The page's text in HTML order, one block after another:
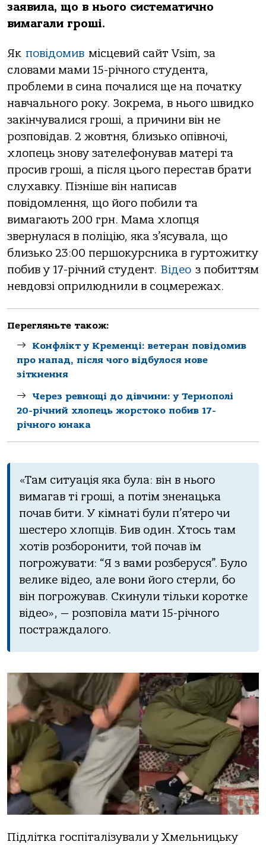
заявила, що в нього систематично
вимагали гроші.
Як повідомив місцевий сайт Vsim, за
словами мами 15-річного студента,
проблеми в сина почалися ще на початку
навчального року. Зокрема, в нього швидко
закінчувалися гроші, а причини він не
розповідав. 2 жовтня, близько опівночі,
хлопець знову зателефонував матері та
просив гроші, а після цього перестав брати
слухавку. Пізніше він написав
повідомлення, що його побили та
вимагають 200 грн. Мама хлопця
звернулася в поліцію, яка з’ясувала, що
близько 23:00 першокурсника в гуртожитку
побив у 17-річний студент. Відео з побиттям
невдовзі оприлюднили в соцмережах.
Перегляньте також:
Конфлікт у Кременці: ветеран повідомив
про напад, після чого відбулося нове
зіткнення
Через ревнощі до дівчини: у Тернополі
20-річний хлопець жорстоко побив 17-
річного юнака
«Там ситуація яка була: він в нього
вимагав ті гроші, а потім зненацька
почав бити. У кімнаті були п’ятеро чи
шестеро хлопців. Бив один. Хтось там
хотів розборонити, той почав їм
погрожувати: “Я з вами розберуся”. Було
велике відео, але вони його стерли, бо
він погрожував. Скинули тільки коротке
відео», — розповіла мати 15-річного
постраждалого.
Підлітка госпіталізували у Хмельницьку